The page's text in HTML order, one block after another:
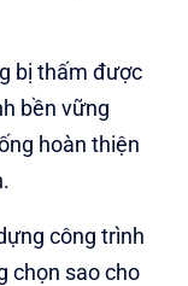
bị thấm được
bền vững
hoàn thiện
công trình
chọn sao cho